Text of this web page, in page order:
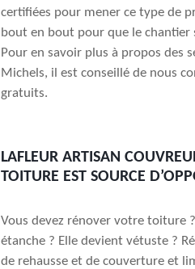
certifiées pour mener ce type de
bout en bout pour que le chantier
Pour en savoir plus à propos des
Michels, il est conseillé de nous
gratuits.
LAFLEUR ARTISAN
TOITURE EST SOURCE
Vous devez rénover votre toiture
étanche ? Elle devient vétuste ?
de rehausse et de couverture et